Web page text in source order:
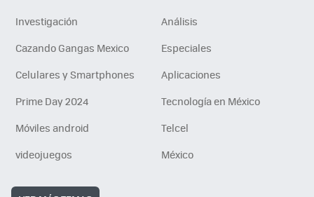
Investigación
Análisis
Cazando Gangas Mexico
Especiales
Celulares y Smartphones
Aplicaciones
Prime Day 2024
Tecnología en México
Móviles android
Telcel
videojuegos
México